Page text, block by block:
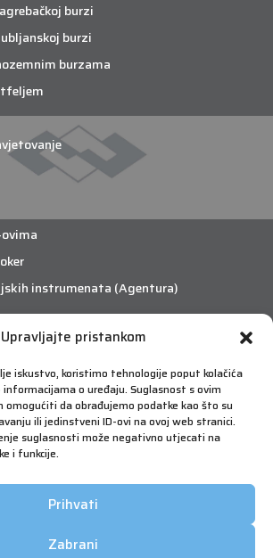
Upravljajte pristankom
iskustvo, koristimo tehnologije poput kolačića
o uređaju. Suglasnost s ovim
omogućiti da obrađujemo podatke kao što su
ili jedinstveni ID-ovi na ovoj web stranici.
suglasnosti može negativno utjecati na
i funkcije.
Prihvati
Zabrani
burzi
burzi
burzama
instrumenata (Agentura)
eTrade